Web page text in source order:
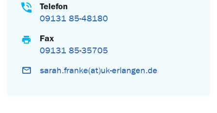
Telefon
09131 85-48180
Fax
09131 85-35705
sarah.franke(at)uk-erlangen.de